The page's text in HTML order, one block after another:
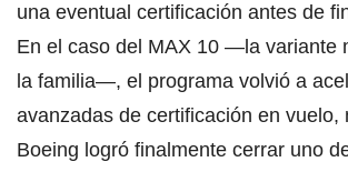
una eventual certificación antes de
En el caso del MAX 10 —la variante
la familia—, el programa volvió a
avanzadas de certificación en vuelo,
Boeing logró finalmente cerrar uno